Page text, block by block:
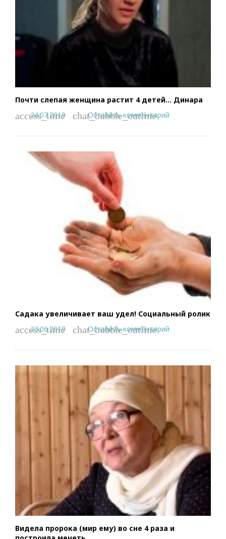
Почти слепая женщина растит 4 детей… Динара
access_time
24.07.2019 chat_bubble_outline
Оставить комментарий
Садака увеличивает ваш удел! Социальный ролик
access_time
23.06.2019 chat_bubble_outline
Оставить комментарий
Видела пророка (мир ему) во сне 4 раза и